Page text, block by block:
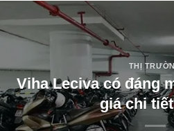
THỊ
Viha Leciva có đáng
giá chi